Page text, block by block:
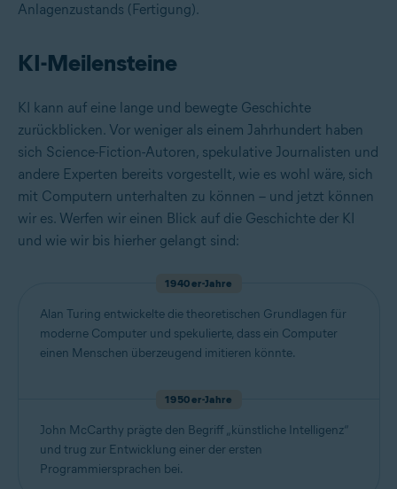
Anlagenzustands (Fertigung).
KI-Meilensteine
KI kann auf eine lange und bewegte Geschichte
zurückblicken. Vor weniger als einem Jahrhundert haben
sich Science-Fiction-Autoren, spekulative Journalisten und
andere Experten bereits vorgestellt, wie es wohl wäre, sich
mit Computern unterhalten zu können – und jetzt können
wir es. Werfen wir einen Blick auf die Geschichte der KI
und wie wir bis hierher gelangt sind:
1940er-Jahre
Alan Turing entwickelte die theoretischen Grundlagen für
moderne Computer und spekulierte, dass ein Computer
einen Menschen überzeugend imitieren könnte.
1950er-Jahre
John McCarthy prägte den Begriff „künstliche Intelligenz“
und trug zur Entwicklung einer der ersten
Programmiersprachen bei.